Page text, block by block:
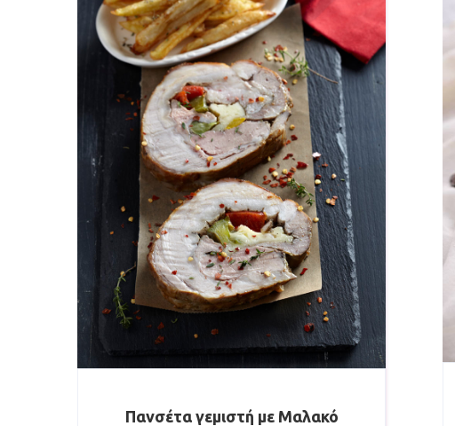
Πανσέτα γεμιστή με Μαλακό